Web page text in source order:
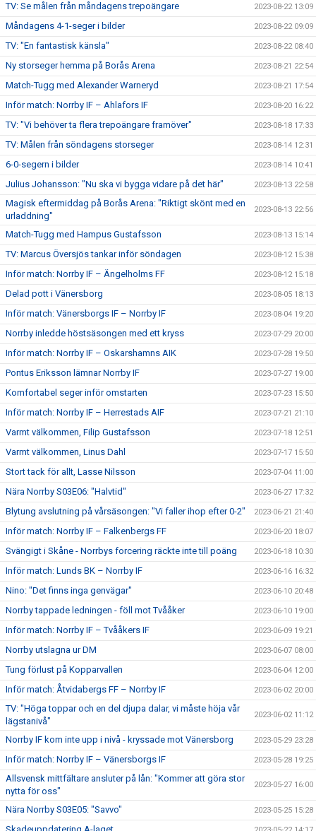
TV: Se målen från måndagens trepoängare 2023-08-22 13:09
Måndagens 4-1-seger i bilder 2023-08-22 09:09
TV: "En fantastisk känsla" 2023-08-22 08:40
Ny storseger hemma på Borås Arena 2023-08-21 22:54
Match-Tugg med Alexander Warneryd 2023-08-21 17:54
Inför match: Norrby IF – Ahlafors IF 2023-08-20 16:22
TV: "Vi behöver ta flera trepoängare framöver" 2023-08-18 17:33
TV: Målen från söndagens storseger 2023-08-14 12:31
6-0-segern i bilder 2023-08-14 10:41
Julius Johansson: "Nu ska vi bygga vidare på det här" 2023-08-13 22:58
Magisk eftermiddag på Borås Arena: "Riktigt skönt med en
urladdning"
2023-08-13 22:56
Match-Tugg med Hampus Gustafsson 2023-08-13 15:14
TV: Marcus Översjös tankar inför söndagen 2023-08-12 15:38
Inför match: Norrby IF – Ängelholms FF 2023-08-12 15:18
Delad pott i Vänersborg 2023-08-05 18:13
Inför match: Vänersborgs IF – Norrby IF 2023-08-04 19:20
Norrby inledde höstsäsongen med ett kryss 2023-07-29 20:00
Inför match: Norrby IF – Oskarshamns AIK 2023-07-28 19:50
Pontus Eriksson lämnar Norrby IF 2023-07-27 19:00
Komfortabel seger inför omstarten 2023-07-23 15:50
Inför match: Norrby IF – Herrestads AIF 2023-07-21 21:10
Varmt välkommen, Filip Gustafsson 2023-07-18 12:51
Varmt välkommen, Linus Dahl 2023-07-17 15:50
Stort tack för allt, Lasse Nilsson 2023-07-04 11:00
Nära Norrby S03E06: "Halvtid" 2023-06-27 17:32
Blytung avslutning på vårsäsongen: "Vi faller ihop efter 0-2" 2023-06-21 21:40
Inför match: Norrby IF – Falkenbergs FF 2023-06-20 18:07
Svängigt i Skåne - Norrbys forcering räckte inte till poäng 2023-06-18 10:30
Inför match: Lunds BK – Norrby IF 2023-06-16 16:32
Nino: "Det finns inga genvägar" 2023-06-10 20:48
Norrby tappade ledningen - föll mot Tvååker 2023-06-10 19:00
Inför match: Norrby IF – Tvååkers IF 2023-06-09 19:21
Norrby utslagna ur DM 2023-06-07 08:00
Tung förlust på Kopparvallen 2023-06-04 12:00
Inför match: Åtvidabergs FF – Norrby IF 2023-06-02 20:00
TV: "Höga toppar och en del djupa dalar, vi måste höja vår
lägstanivå"
2023-06-02 11:12
Norrby IF kom inte upp i nivå - kryssade mot Vänersborg 2023-05-29 23:28
Inför match: Norrby IF – Vänersborgs IF 2023-05-28 19:25
Allsvensk mittfältare ansluter på lån: "Kommer att göra stor
nytta för oss"
2023-05-27 16:00
Nära Norrby S03E05: "Savvo" 2023-05-25 15:28